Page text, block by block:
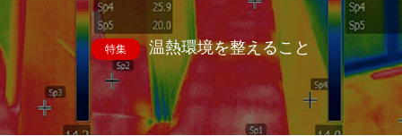
特集 温熱環境を整えること